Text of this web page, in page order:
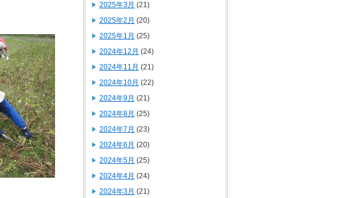
2025年3月 (21)
2025年2月 (20)
2025年1月 (25)
2024年12月 (24)
2024年11月 (21)
2024年10月 (22)
2024年9月 (21)
2024年8月 (25)
2024年7月 (23)
2024年6月 (20)
2024年5月 (25)
2024年4月 (24)
2024年3月 (21)